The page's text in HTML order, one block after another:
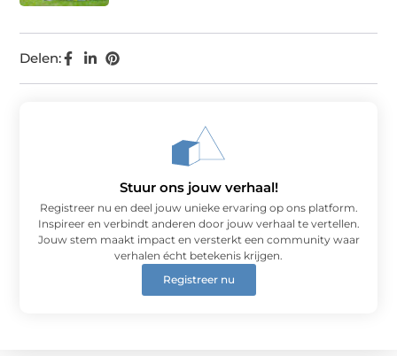
Delen:
Stuur ons jouw verhaal!
Registreer nu en deel jouw unieke ervaring op ons platform.
Inspireer en verbindt anderen door jouw verhaal te vertellen.
Jouw stem maakt impact en versterkt een community waar
verhalen écht betekenis krijgen.
Registreer nu